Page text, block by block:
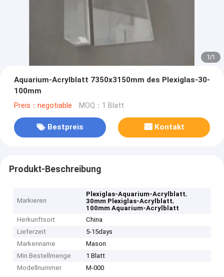
1/1
Aquarium-Acrylblatt 7350x3150mm des Plexiglas-30-
100mm
Preis：negotiable MOQ：1 Blatt
Bestpreis Kontakt
Produkt-Beschreibung
Markieren
Plexiglas-Aquarium-Acrylblatt,
30mm Plexiglas-Acrylblatt,
100mm Aquarium-Acrylblatt
Herkunftsort
China
Lieferzeit
5-15days
Markenname
Mason
Min Bestellmenge
1 Blatt
Modellnummer
M-000